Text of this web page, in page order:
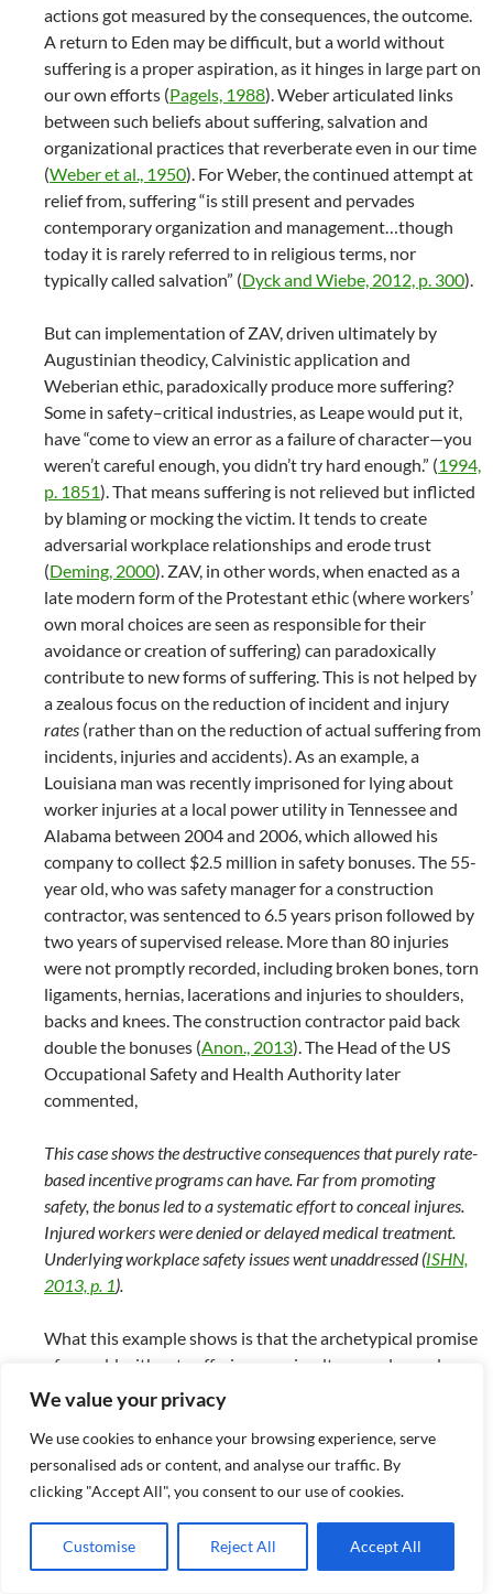
We value your privacy
We use cookies to enhance your browsing experience, serve
personalised ads or content, and analyse our traffic. By
clicking "Accept All", you consent to our use of cookies.
Customise Reject All Accept All
actions got measured by the consequences, the outcome.
A return to Eden may be difficult, but a world without
suffering is a proper aspiration, as it hinges in large part on
our own efforts (Pagels, 1988). Weber articulated links
between such beliefs about suffering, salvation and
organizational practices that reverberate even in our time
(Weber et al., 1950). For Weber, the continued attempt at
relief from, suffering “is still present and pervades
contemporary organization and management…though
today it is rarely referred to in religious terms, nor
typically called salvation” (Dyck and Wiebe, 2012, p. 300).
But can implementation of ZAV, driven ultimately by
Augustinian theodicy, Calvinistic application and
Weberian ethic, paradoxically produce more suffering?
Some in safety–critical industries, as Leape would put it,
have “come to view an error as a failure of character—you
weren’t careful enough, you didn’t try hard enough.” (1994,
p. 1851). That means suffering is not relieved but inflicted
by blaming or mocking the victim. It tends to create
adversarial workplace relationships and erode trust
(Deming, 2000). ZAV, in other words, when enacted as a
late modern form of the Protestant ethic (where workers’
own moral choices are seen as responsible for their
avoidance or creation of suffering) can paradoxically
contribute to new forms of suffering. This is not helped by
a zealous focus on the reduction of incident and injury
rates (rather than on the reduction of actual suffering from
incidents, injuries and accidents). As an example, a
Louisiana man was recently imprisoned for lying about
worker injuries at a local power utility in Tennessee and
Alabama between 2004 and 2006, which allowed his
company to collect $2.5 million in safety bonuses. The 55-
year old, who was safety manager for a construction
contractor, was sentenced to 6.5 years prison followed by
two years of supervised release. More than 80 injuries
were not promptly recorded, including broken bones, torn
ligaments, hernias, lacerations and injuries to shoulders,
backs and knees. The construction contractor paid back
double the bonuses (Anon., 2013). The Head of the US
Occupational Safety and Health Authority later
commented,
This case shows the destructive consequences that purely rate-
based incentive programs can have. Far from promoting
safety, the bonus led to a systematic effort to conceal injures.
Injured workers were denied or delayed medical treatment.
Underlying workplace safety issues went unaddressed (ISHN,
2013, p. 1).
What this example shows is that the archetypical promise
of a world without suffering can simultaneously produce
suffering
hide it from view (
5. Alternative visions of suffering
Most religious traditions are concerned with suffering as
both inevitable and universal (Berlinger, 2003andIngram
and Loy, 2005
). Rather than relieving suffering by trying to
“abolish” it (as Nietzsche mocked), they might call for the